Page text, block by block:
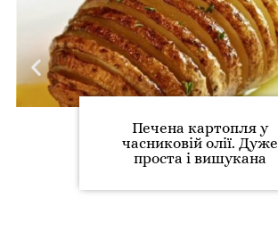
Печена картопля у
часниковій олії. Дуже
проста і вишукана